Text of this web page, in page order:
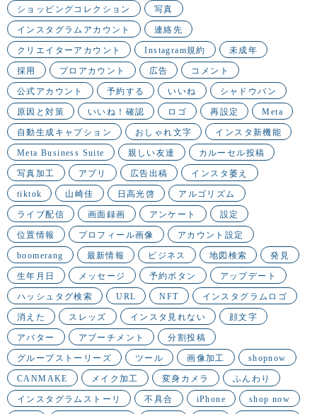
ショッピングコレクション 写真
インスタグラムアカウント 連絡先
クリエイターアカウント Instagram規約 未成年
採用 プロアカウント 広告 コメント
公式アカウント 予約する いいね シャドウバン
原因と対策 いいね！確認 ロゴ 再設定 Meta
自動生成キャプション おしゃれ文字 インスタ新機能
Meta Business Suite 親しい友達 カルーセル投稿
写真加工 アプリ 広告出稿 インスタ萎え
tiktok 山崎佳 日高光啓 アルゴリズム
ライブ配信 画面録画 アンケート 設定
位置情報 プロフィール画像 アカウント設定
boomerang 最新情報 ビジネス 地図検索 発見
生年月日 メッセージ 予約ボタン アップデート
ハッシュタグ検索 URL NFT インスタグラムロゴ
消えた スレッズ インスタ見れない 顔文字
アバター アブーチメント 分割投稿
グループストーリーズ ツール 画像加工 shopnow
CANMAKE メイク加工 変身カメラ ふんわり
インスタグラムストーリ 不具合 iPhone shop now